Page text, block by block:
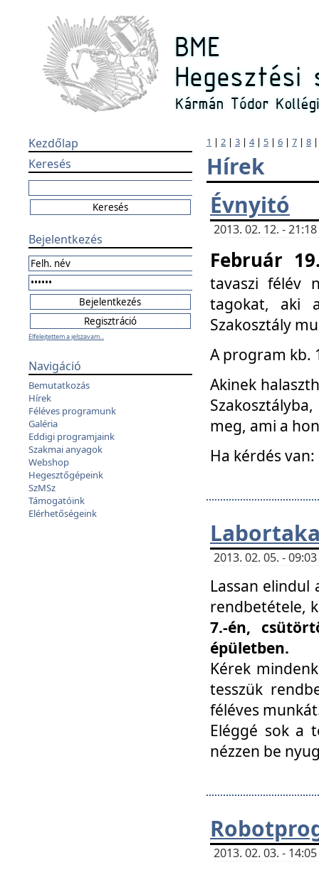
Kezdőlap
Keresés
Bejelentkezés
Elfelejtettem a jelszavam...
Navigáció
Bemutatkozás
Hírek
Féléves programunk
Galéria
Eddigi programjaink
Szakmai anyagok
Webshop
Hegesztőgépeink
SzMSz
Támogatóink
Elérhetőségeink
1 | 2 | 3 | 4| 5 | 6 | 7 | 8
Hírek
Évnyitó
2013. 02. 12. -
Február
tavaszi félév
tagokat, aki
Szakosztály
A program kb.
Akinek
meg, ami a
Ha kérdés
2013. 02. 05. -
Lassan elindul
rendbetétele,
7.-én,
épületben.
Kérek
tesszük
féléves
Eléggé sok a
nézzen be
2013. 02. 03. -